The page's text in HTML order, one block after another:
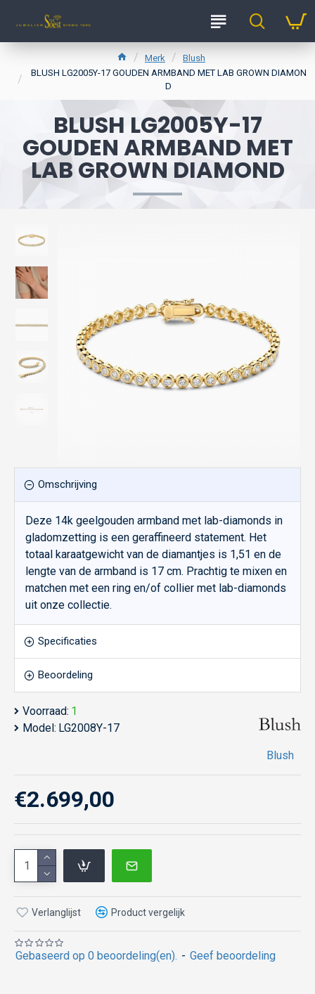
Merk
Blush
BLUSH LG2005Y-17 GOUDEN ARMBAND MET LAB GROWN DIAMON
D
BLUSH LG2005Y-17
GOUDEN ARMBAND MET
LAB GROWN DIAMOND
Omschrijving
Deze 14k geelgouden armband met lab-diamonds in
gladomzetting is een geraffineerd statement. Het
totaal karaatgewicht van de diamantjes is 1,51 en de
lengte van de armband is 17 cm. Prachtig te mixen en
matchen met een ring en/of collier met lab-diamonds
uit onze collectie.
Specificaties
Beoordeling
Voorraad: 1
Model: LG2008Y-17
Blush
Gebaseerd op 0 beoordeling(en). - Geef beoordeling
€2.699,00
Verlanglijst Product vergelijk